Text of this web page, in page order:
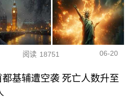
阅读 18751 06-20
都基辅遭空袭 死亡人数升至